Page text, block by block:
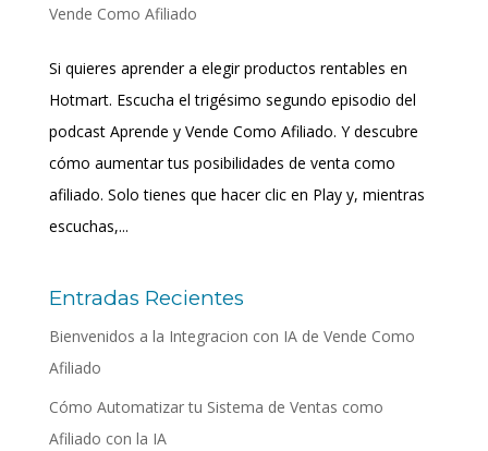
Vende Como Afiliado
Si quieres aprender a elegir productos rentables en
Hotmart. Escucha el trigésimo segundo episodio del
podcast Aprende y Vende Como Afiliado. Y descubre
cómo aumentar tus posibilidades de venta como
afiliado. Solo tienes que hacer clic en Play y, mientras
escuchas,...
Entradas Recientes
Bienvenidos a la Integracion con IA de Vende Como
Afiliado
Cómo Automatizar tu Sistema de Ventas como
Afiliado con la IA